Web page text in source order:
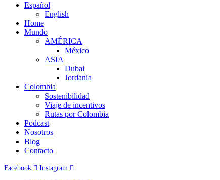
Español
English
Home
Mundo
AMÉRICA
México
ASIA
Dubai
Jordania
Colombia
Sostenibilidad
Viaje de incentivos
Rutas por Colombia
Podcast
Nosotros
Blog
Contacto
Facebook Instagram